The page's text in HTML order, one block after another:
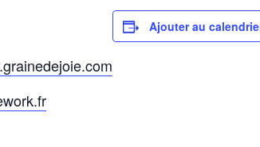
Ajouter au